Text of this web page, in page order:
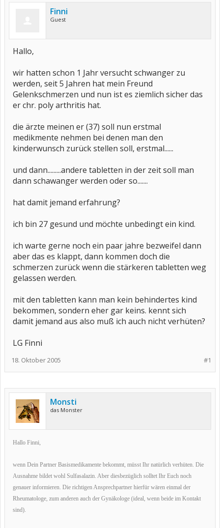
Finni
Guest
Hallo,
wir hatten schon 1 Jahr versucht schwanger zu
werden, seit 5 Jahren hat mein Freund
Gelenkschmerzen und nun ist es ziemlich sicher das
er chr. poly arthritis hat.
die ärzte meinen er (37) soll nun erstmal
medikmente nehmen bei denen man den
kinderwunsch zurück stellen soll, erstmal......
und dann.........andere tabletten in der zeit soll man
dann schawanger werden oder so.......
hat damit jemand erfahrung?
ich bin 27 gesund und möchte unbedingt ein kind.
ich warte gerne noch ein paar jahre bezweifel dann
aber das es klappt, dann kommen doch die
schmerzen zurück wenn die stärkeren tabletten weg
gelassen werden.
mit den tabletten kann man kein behindertes kind
bekommen, sondern eher gar keins. kennt sich
damit jemand aus also muß ich auch nicht verhüten?
LG Finni
#1
18. Oktober 2005
Monsti
das Monster
Hallo Finni,
wenn Dein Partner Basismedikamente bekommt, müsst Ihr natürlich verhüten. Die
Ausnahme bildet wohl Sulfasalazin. Aber diesbezüglich solltet Ihr Euch noch
genauer informieren. Die richtigen Ansprechpartner hierfür wären einmal der
Rheumatologe, zum anderen auch der Gynäkologe (ideal, wenn beide im Kontakt
sind).